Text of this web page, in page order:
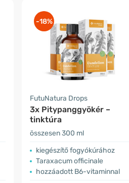
-18%
FutuNatura Drops
3x Pitypanggyökér –
tinktúra
összesen 300 ml
kiegészítő fogyókúrához
Taraxacum officinale
hozzáadott B6-vitaminnal